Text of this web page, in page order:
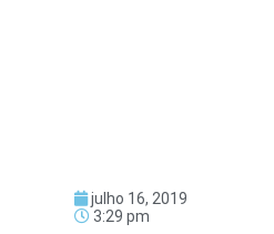
julho 16, 2019
3:29 pm